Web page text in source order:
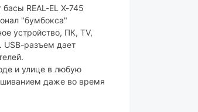
мАч
Type-C
REAL-EL X-745
"бумбокса"
устройство, ПК, TV,
USB-разъем дает
и улице в любую
даже во время